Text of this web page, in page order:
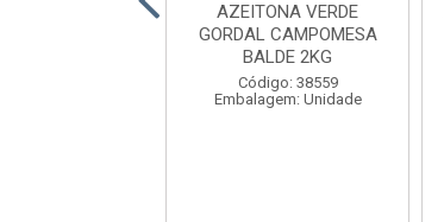
AZEITONA VERDE
GORDAL CAMPOMESA
BALDE 2KG
Código: 38559
Embalagem: Unidade